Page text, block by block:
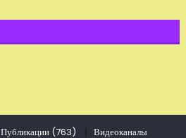
Публикации (763) Видеоканалы